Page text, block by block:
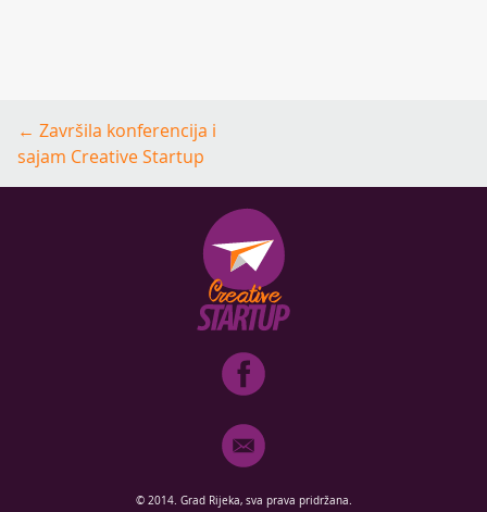
Post
navigation
← Završila konferencija i
sajam Creative Startup
© 2014. Grad Rijeka, sva prava pridržana.